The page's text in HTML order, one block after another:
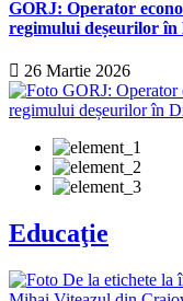
GORJ: Operator
regimului deșeurilor în
26 Martie 2026
Educaţie